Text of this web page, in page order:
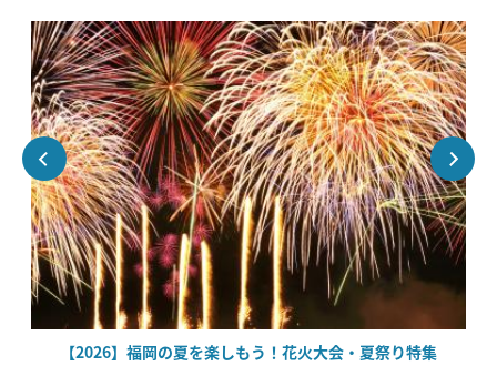
【2026】福岡の夏を楽しもう！花火大会・夏祭り特集